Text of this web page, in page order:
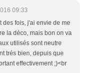
09:33
des fois, j'ai envie de me
la déco, mais bon on va
utilisés sont neutre
trés bien, depuis que
effectivement ;)<br